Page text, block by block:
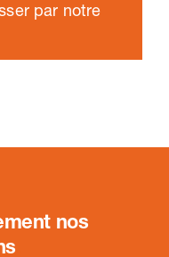
par notre
nos